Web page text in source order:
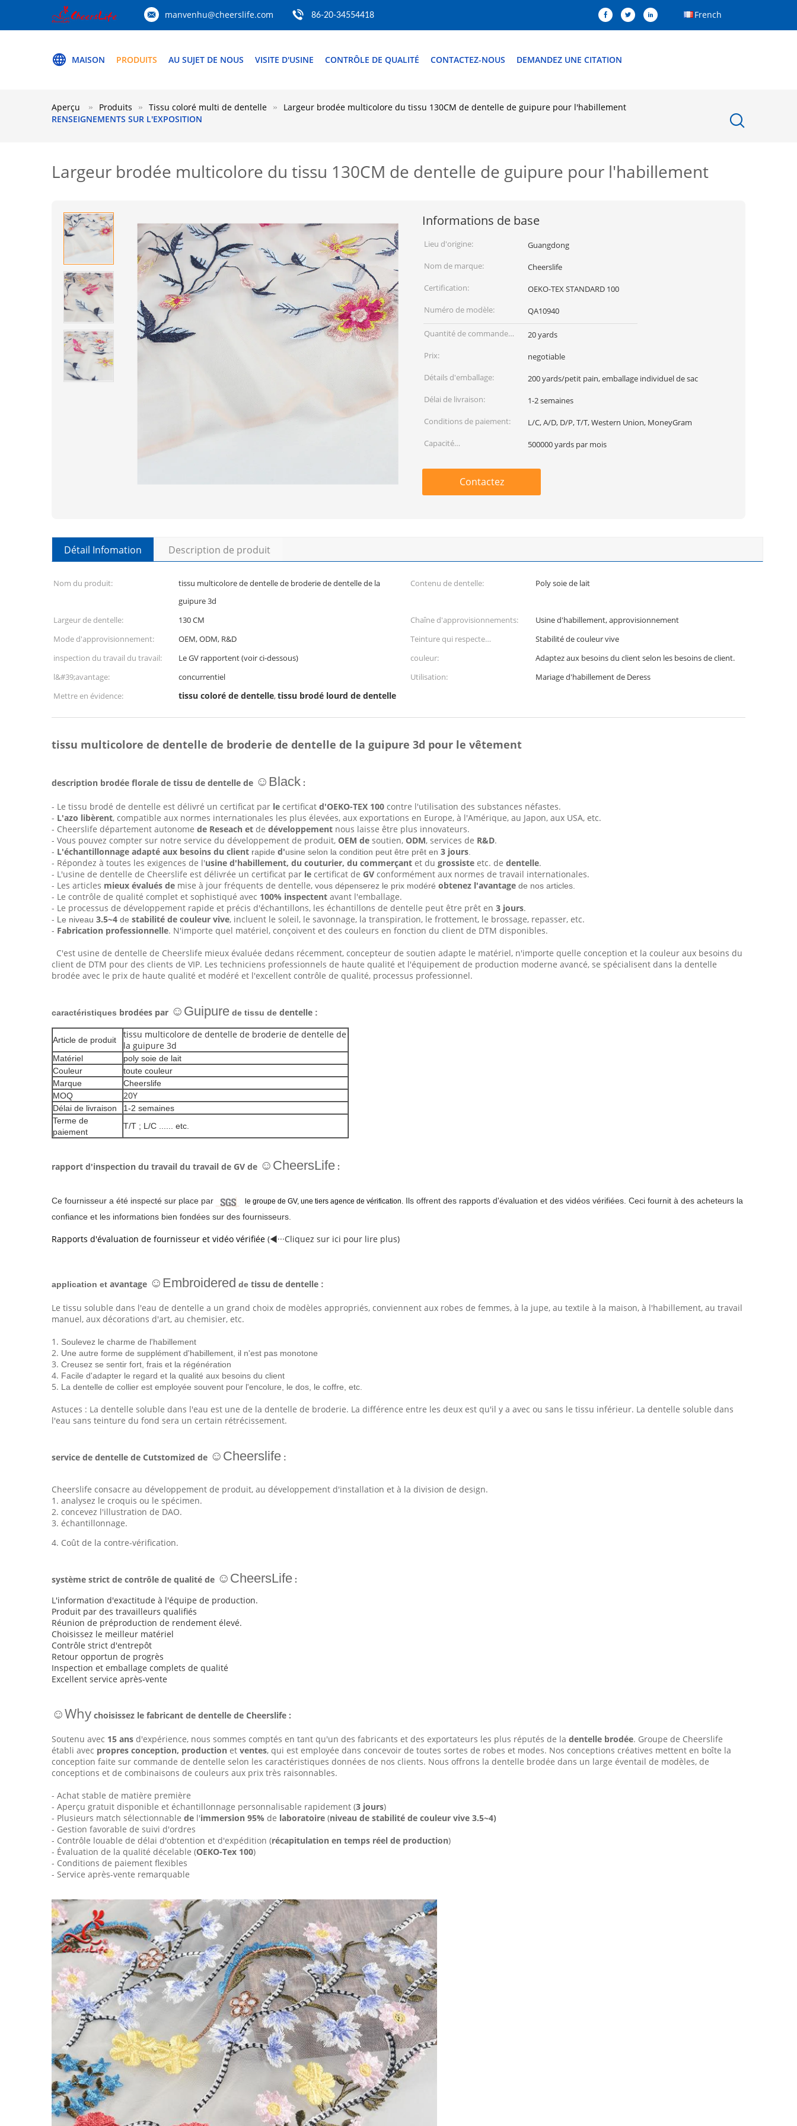
manvenhu@cheerslife.com 86-20-34554418 French
MAISON PRODUITS AU SUJET DE NOUS VISITE D'USINE CONTRÔLE DE QUALITÉ CONTACTEZ-NOUS DEMANDEZ UNE CITATION
RENSEIGNEMENTS SUR L'EXPOSITION
Aperçu Produits Tissu coloré multi de dentelle Largeur brodée multicolore du tissu 130CM de dentelle de guipure pour l'habillement
Largeur brodée multicolore du tissu 130CM de dentelle de guipure pour l'habillement
Informations de base
Lieu d'origine:
Guangdong
Nom de marque:
Cheerslife
Certification:
OEKO-TEX STANDARD 100
Numéro de modèle:
QA10940
Quantité de commande
min:
20 yards
Prix:
negotiable
Détails d'emballage:
200 yards/petit pain, emballage individuel de sac
Délai de livraison:
1-2 semaines
Conditions de paiement:
L/C, A/D, D/P, T/T, Western Union, MoneyGram
Capacité
500000 yards par mois
Contactez
Détail Infomation Description de produit
Nom du produit:
tissu multicolore de dentelle de broderie de dentelle de la
guipure 3d
Contenu de dentelle: Poly soie de lait
Largeur de dentelle: 130 CM Chaîne d'approvisionnements:
Usine d'habillement, approvisionnement
Mode d'approvisionnement:
OEM, ODM, R&D
Teinture qui respecte
l'environnement:
Stabilité de couleur vive
inspection du travail du travail:
Le GV rapportent (voir ci-dessous) couleur:
Adaptez aux besoins du client selon les besoins de client.
l&#39;avantage:
concurrentiel Utilisation:
Mariage d'habillement de Deress
Mettre en évidence:
tissu coloré de dentelle,tissu brodé lourd de dentelle
tissu multicolore de dentelle de broderie de dentelle de la guipure 3d pour le vêtement
description brodée florale de tissu de dentelle de ☺Black :
- Le tissu brodé de dentelle est délivré un certificat par le certificat d'OEKO-TEX 100 contre l'utilisation des substances néfastes.
- L'azo libèrent, compatible aux normes internationales les plus élevées, aux exportations en Europe, à l'Amérique, au Japon, aux USA, etc.
- Cheerslife département autonome de Reseach et de développement nous laisse être plus innovateurs.
- Vous pouvez compter sur notre service du développement de produit, OEM de soutien, ODM, services de R&D.
- L'échantillonnage adapté aux besoins du client rapide d'usine selon la condition peut être prêt en 3 jours
- Répondez à toutes les exigences de l'usine d'habillement, du couturier, du commerçant et du grossiste etc. de dentelle.
- L'usine de dentelle de Cheerslife est délivrée un certificat par le certificat de GV conformément aux normes de travail internationales.
- Les articles mieux évalués de mise à jour fréquents de dentelle, vous dépenserez le prix modéré obtenez l'avantage de nos articles.
- Le contrôle de qualité complet et sophistiqué avec 100% inspectent avant l'emballage.
- Le processus de développement rapide et précis d'échantillons, les échantillons de dentelle peut être prêt en 3 jours.
- Le niveau 3.5~4 de stabilité de couleur vive, incluent le soleil, le savonnage, la transpiration, le frottement, le brossage, repasser, etc.
- Fabrication professionnelle. N'importe quel matériel, conçoivent et des couleurs en fonction du client de DTM disponibles.
C'est usine de dentelle de Cheerslife mieux évaluée dedans récemment, concepteur de soutien adapte le matériel, n'importe quelle conception et la couleur aux besoins du
client de DTM pour des clients de VIP. Les techniciens professionnels de haute qualité et l'équipement de production moderne avancé, se spécialisent dans la dentelle
brodée avec le prix de haute qualité et modéré et l'excellent contrôle de qualité, processus professionnel.
caractéristiques brodées par ☺Guipure de tissu de dentelle :
Article de produit
tissu multicolore de dentelle de broderie de dentelle de
la guipure 3d
Matériel
poly soie de lait
Couleur
toute couleur
Marque
Cheerslife
MOQ
20Y
Délai de livraison
1-2 semaines
Terme de
paiement
T/T ; L/C ...... etc.
rapport d'inspection du travail du travail de GV de ☺CheersLife :
Ce fournisseur a été inspecté sur place par le groupe de GV, une tiers agence de vérification. Ils offrent des rapports d'évaluation et des vidéos vérifiées. Ceci fournit à des acheteurs la
confiance et les informations bien fondées sur des fournisseurs.
Rapports d'évaluation de fournisseur et vidéo vérifiée (◀···Cliquez sur ici pour lire plus)
application et avantage ☺Embroidered de tissu de dentelle :
Le tissu soluble dans l'eau de dentelle a un grand choix de modèles appropriés, conviennent aux robes de femmes, à la jupe, au textile à la maison, à l'habillement, au travail
manuel, aux décorations d'art, au chemisier, etc.
1. Soulevez le charme de l'habillement
2. Une autre forme de supplément d'habillement, il n'est pas monotone
3. Creusez se sentir fort, frais et la régénération
4. Facile d'adapter le regard et la qualité aux besoins du client
5. La dentelle de collier est employée souvent pour l'encolure, le dos, le coffre, etc.
Astuces : La dentelle soluble dans l'eau est une de la dentelle de broderie. La différence entre les deux est qu'il y a avec ou sans le tissu inférieur. La dentelle soluble dans
l'eau sans teinture du fond sera un certain rétrécissement.
service de dentelle de Cutstomized de ☺Cheerslife :
Cheerslife consacre au développement de produit, au développement d'installation et à la division de design.
1. analysez le croquis ou le spécimen.
2. concevez l'illustration de DAO.
3. échantillonnage.
4. Coût de la contre-vérification.
système strict de contrôle de qualité de ☺CheersLife :
L'information d'exactitude à l'équipe de production.
Produit par des travailleurs qualifiés
Réunion de préproduction de rendement élevé.
Choisissez le meilleur matériel
Contrôle strict d'entrepôt
Retour opportun de progrès
Inspection et emballage complets de qualité
Excellent service après-vente
☺Why choisissez le fabricant de dentelle de Cheerslife :
Soutenu avec 15 ans d'expérience, nous sommes comptés en tant qu'un des fabricants et des exportateurs les plus réputés de la dentelle brodée. Groupe de Cheerslife
établi avec propres conception, production et ventes, qui est employée dans concevoir de toutes sortes de robes et modes. Nos conceptions créatives mettent en boîte la
conception faite sur commande de dentelle selon les caractéristiques données de nos clients. Nous offrons la dentelle brodée dans un large éventail de modèles, de
conceptions et de combinaisons de couleurs aux prix très raisonnables.
- Achat stable de matière première
- Aperçu gratuit disponible et échantillonnage personnalisable rapidement (3 jours)
- Plusieurs match sélectionnable de l'immersion 95% de laboratoire (niveau de stabilité de couleur vive 3.5~4)
- Gestion favorable de suivi d'ordres
- Contrôle louable de délai d'obtention et d'expédition (récapitulation en temps réel de production)
- Évaluation de la qualité décelable (OEKO-Tex 100)
- Conditions de paiement flexibles
- Service après-vente remarquable